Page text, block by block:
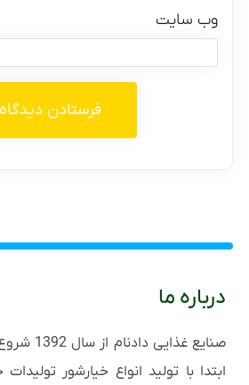
وب‌ سایت
درباره ما
صنایع
ابتدا با تولید انواع خیارشور